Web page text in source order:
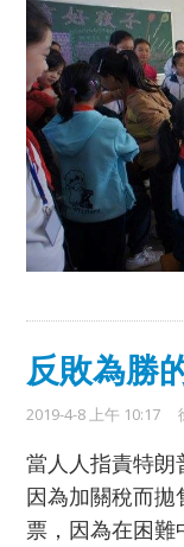
反敗為勝
2019-4-8 上午 10:17
當人人指責特朗
因為加關稅而
票，因為在困難